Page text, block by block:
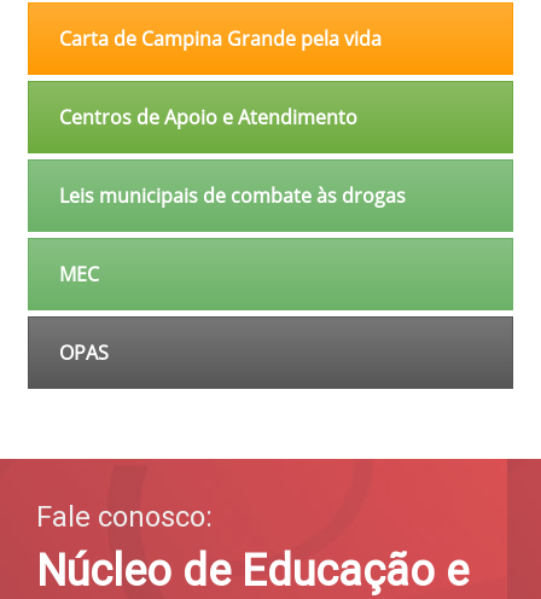
Carta de Campina Grande pela vida
Centros de Apoio e Atendimento
Leis municipais de combate às drogas
MEC
OPAS
Fale conosco:
Núcleo de Educação e